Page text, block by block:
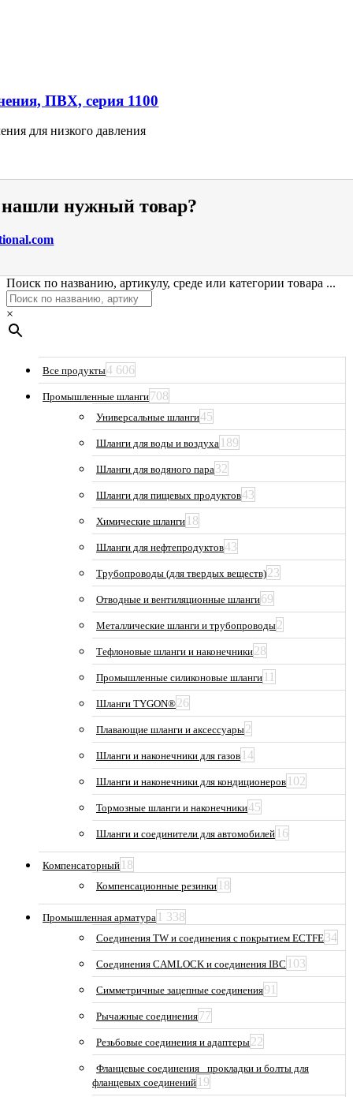
ПВХ, серия 1100
для низкого давления
нужный товар?
Поиск по названию, артикулу, среде или категории товара ...
×
Все продукты4 606
Промышленные шланги708
Универсальные шланги45
Шланги для воды и воздуха 189
Шланги для водяного пара32
Шланги для пищевых продуктов43
Химические шланги 18
Шланги для нефтепродуктов43
Трубопроводы (для твердых веществ)23
Отводные и вентиляционные шланги69
Металлические шланги и трубопроводы2
Тефлоновые шланги и наконечники28
Промышленные силиконовые шланги 11
Шланги TYGON®26
Плавающие шланги и аксессуары2
Шланги и наконечники для газов 14
Шланги и наконечники для кондиционеров 102
Тормозные шланги и наконечники45
Шланги и соединители для автомобилей 16
Компенсаторный 18
Компенсационные резинки 18
Промышленная арматура 1 338
Соединения TW и соединения с покрытием ECTFE34
Соединения CAMLOCK и соединения IBC 103
Симметричные зацепные соединения91
Рычажные соединения77
Резьбовые соединения и адаптеры22
Фланцевые соединения_ прокладки и болты для
фланцевых соединений 19